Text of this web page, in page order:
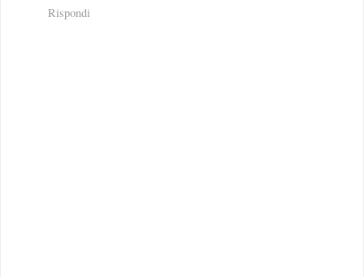
Rispondi